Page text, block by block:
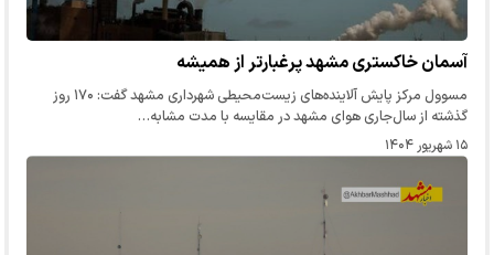
آسمان خاکستری مشهد پرغبارتر از همیشه
مسوول مرکز پایش آلاینده‌های زیست‌محیطی شهرداری مشهد گفت: ۱۷۰ روز
گذشته از سال‌جاری هوای مشهد در مقایسه با مدت مشابه…
۱۵ شهریور ۱۴۰۴